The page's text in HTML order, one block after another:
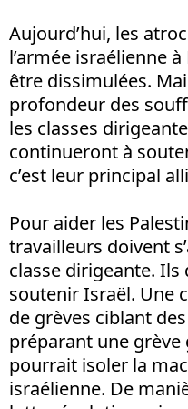
Aujourd’hui, les
l’armée israélienne
être dissimulées.
profondeur des
les classes
continueront à
c’est leur principal
Pour aider les
travailleurs doivent
classe dirigeante. Ils
soutenir Israël. Une
de grèves ciblant
préparant une
pourrait isoler la
israélienne. De